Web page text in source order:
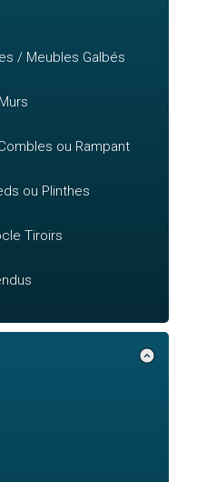
/ Meubles Galbés
ou Rampant
ou Plinthes
Tiroirs